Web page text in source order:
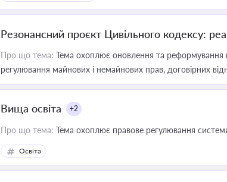
Резонансний проєкт Цивільного кодексу:
Про що тема: Тема охоплює оновлення та реформування
регулювання майнових і немайнових прав, договірних
Вища освіта +2
Про що тема: Тема охоплює правове регулювання системи
Освіта